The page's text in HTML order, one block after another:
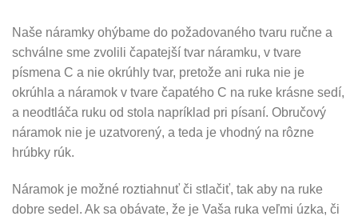
Naše náramky ohýbame do požadovaného tvaru ručne a
schválne sme zvolili čapatejší tvar náramku, v tvare
písmena C a nie okrúhly tvar, pretože ani ruka nie je
okrúhla a náramok v tvare čapatého C na ruke krásne sedí,
a neodtláča ruku od stola napríklad pri písaní. Obručový
náramok nie je uzatvorený, a teda je vhodný na rôzne
hrúbky rúk.
Náramok je možné roztiahnuť či stlačiť, tak aby na ruke
dobre sedel. Ak sa obávate, že je Vaša ruka veľmi úzka, či